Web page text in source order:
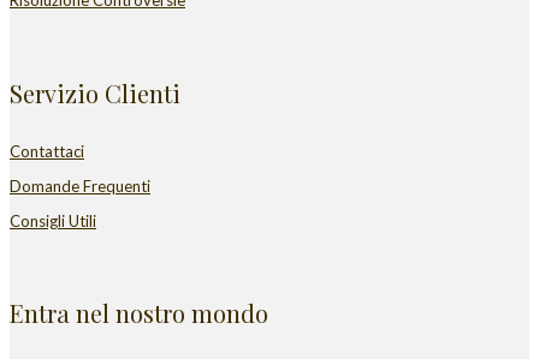
Servizio Clienti
Contattaci
Domande Frequenti
Consigli Utili
Entra nel nostro mondo